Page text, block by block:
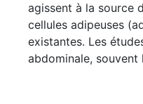
agissent à la source
cellules adipeuses
existantes. Les
abdominale,